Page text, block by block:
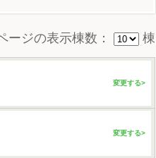
ージの表示棟数： 棟
変更する>
変更する>